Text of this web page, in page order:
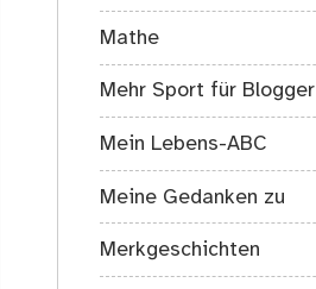
Mathe
Mehr Sport für Blogger
Mein Lebens-ABC
Meine Gedanken zu
Merkgeschichten